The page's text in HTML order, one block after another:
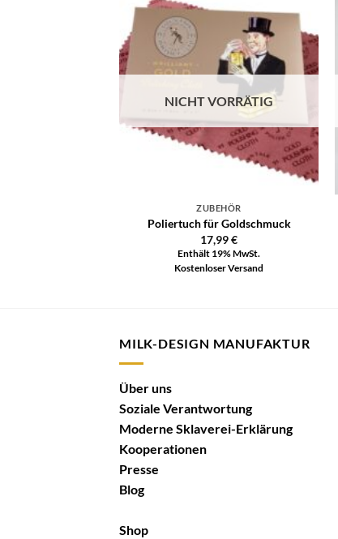
Auf die
Wunschliste
NICHT VORRÄTIG
ZUBEHÖR
Poliertuch für Goldschmuck
17,99€
Enthält 19% MwSt.
Kostenloser Versand
MILK-DESIGN MANUFAKTUR
Über uns
Soziale Verantwortung
Moderne Sklaverei-Erklärung
Kooperationen
Presse
Blog
Shop